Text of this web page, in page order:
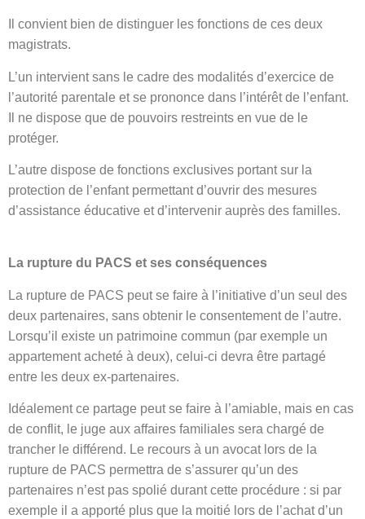
Il convient bien de distinguer les fonctions de ces deux
magistrats.
L’un intervient sans le cadre des modalités d’exercice de
l’autorité parentale et se prononce dans l’intérêt de l’enfant.
Il ne dispose que de pouvoirs restreints en vue de le
protéger.
L’autre dispose de fonctions exclusives portant sur la
protection de l’enfant permettant d’ouvrir des mesures
d’assistance éducative et d’intervenir auprès des familles.
La rupture du PACS et ses conséquences
La rupture de PACS peut se faire à l’initiative d’un seul des
deux partenaires, sans obtenir le consentement de l’autre.
Lorsqu’il existe un patrimoine commun (par exemple un
appartement acheté à deux), celui-ci devra être partagé
entre les deux ex-partenaires.
Idéalement ce partage peut se faire à l’amiable, mais en cas
de conflit, le juge aux affaires familiales sera chargé de
trancher le différend. Le recours à un avocat lors de la
rupture de PACS permettra de s’assurer qu’un des
partenaires n’est pas spolié durant cette procédure : si par
exemple il a apporté plus que la moitié lors de l’achat d’un